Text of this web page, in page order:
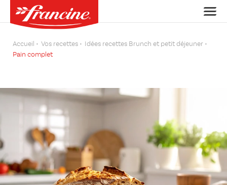
Accueil Vos recettes
Idées recettes Brunch et petit déjeuner
Pain complet